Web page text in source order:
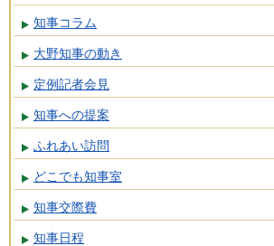
知事コラム
大野知事の動き
定例記者会見
知事への提案
ふれあい訪問
どこでも知事室
知事交際費
知事日程